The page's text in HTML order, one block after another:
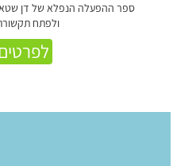
ספר ההפעלה הנפלא של דן
ולפתח